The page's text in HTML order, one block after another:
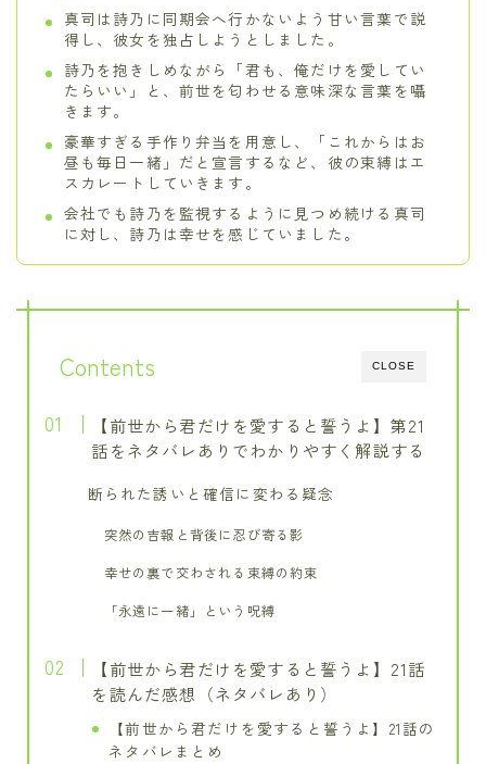
真司は詩乃に同期会へ行かないよう甘い言葉で説
得し、彼女を独占しようとしました。
詩乃を抱きしめながら「君も、俺だけを愛してい
たらいい」と、前世を匂わせる意味深な言葉を囁
きます。
豪華すぎる手作り弁当を用意し、「これからはお
昼も毎日一緒」だと宣言するなど、彼の束縛はエ
スカレートしていきます。
会社でも詩乃を監視するように見つめ続ける真司
に対し、詩乃は幸せを感じていました。
CLOSE
Contents
【前世から君だけを愛すると誓うよ】第21
話をネタバレありでわかりやすく解説する
断られた誘いと確信に変わる疑念
突然の吉報と背後に忍び寄る影
幸せの裏で交わされる束縛の約束
「永遠に一緒」という呪縛
【前世から君だけを愛すると誓うよ】21話
を読んだ感想（ネタバレあり）
【前世から君だけを愛すると誓うよ】21話の
ネタバレまとめ